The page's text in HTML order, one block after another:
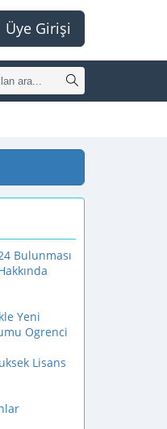
Üye Girişi
Bulunması
Yeni
Ogrenci
Lisans